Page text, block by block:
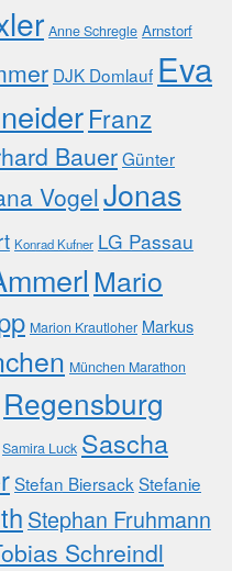
Anne Schregle Arnstorf
DJK Domlauf Eva
Franz
BauerGünter
VogelJonas
Konrad Kufner LG Passau
Mario
Marion Krautloher Markus
München Marathon
Regensburg
Samira Luck Sascha
Stefan Biersack Stefanie
Stephan Fruhmann
Schreindl